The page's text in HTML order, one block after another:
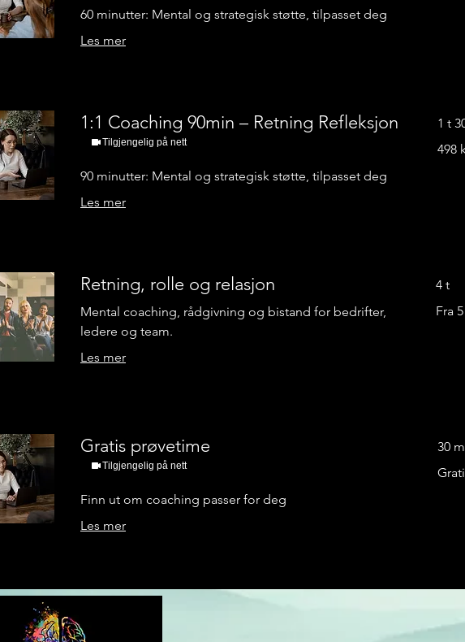
60 minutter: Mental og strategisk støtte, tilpasset deg
Les mer
1:1 Coaching 90min – Retning Refleksjon
Tilgjengelig på nett
90 minutter: Mental og strategisk støtte, tilpasset deg
Les mer
1 t
norske
498
Retning, rolle og relasjon
Mental coaching, rådgivning og bistand for bedrifter,
ledere og team.
Les mer
4 t
5 990
Fra
Gratis prøvetime
Tilgjengelig på nett
Finn ut om coaching passer for deg
Les mer
30